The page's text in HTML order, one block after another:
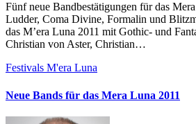
Fünf neue Bandbestätigungen für das Mera Luna: Qntal, Tyske
Ludder, Coma Divine, Formalin und
das M’era Luna 2011 mit Gothic- und
Christian von Aster, Christian…
Festivals M'era Luna
Neue Bands für das Mera Luna 2011